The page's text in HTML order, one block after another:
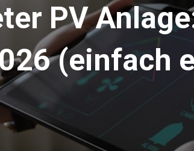
PV
(einfach